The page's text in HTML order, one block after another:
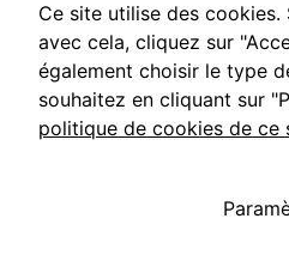
Lundi, mardi et jeudi de 9h00
Mercredi et vendredide
Samedi et dimanche Fermé
Ce site utilise des
avec cela, cliquez sur
également choisir le type
souhaitez en cliquant sur
politique de cookies de ce